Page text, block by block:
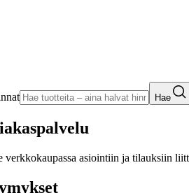
Hae
verkkokaupassa asiointiin ja tilauksiin